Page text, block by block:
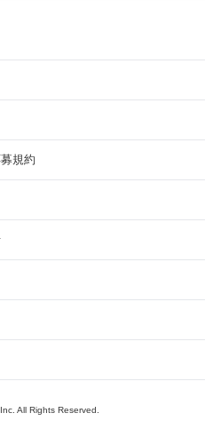
規約
All Rights Reserved.